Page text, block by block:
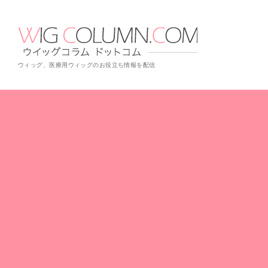
ウィッグ、医療用ウィッグのお役立ち情報を配信